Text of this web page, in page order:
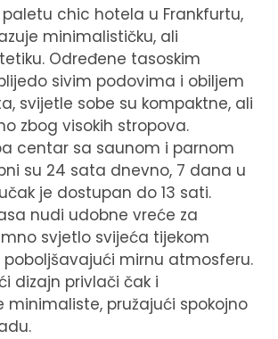
chic hotela u Frankfurtu,
minimalističku, ali
Određene tasoskim
sivim podovima i obiljem
svijetle sobe su kompaktne, ali
zbog visokih stropova.
centar sa saunom i parnom
su 24 sata dnevno, 7 dana u
je dostupan do 13 sati.
nudi udobne vreće za
svjetlo svijeća tijekom
poboljšavajući mirnu atmosferu.
dizajn privlači čak i
minimaliste, pružajući spokojno